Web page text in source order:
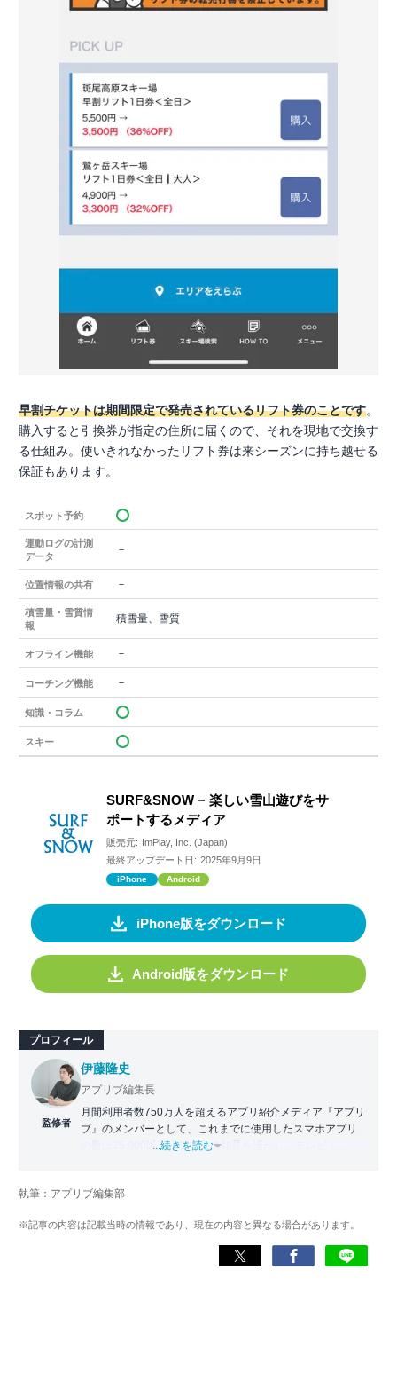
早割チケットは期間限定で発売されているリフト券のことです。
購入すると引換券が指定の住所に届くので、それを現地で交換す
る仕組み。使いきれなかったリフト券は来シーズンに持ち越せる
保証もあります。
スポット予約
運動ログの計測
データ
－
位置情報の共有 －
積雪量・雪質情
報
積雪量、雪質
オフライン機能 －
コーチング機能 －
知識・コラム
スキー
SURF&SNOW − 楽しい雪山遊びをサ
ポートするメディア
販売元: ImPlay, Inc. (Japan)
最終アップデート日: 2025年9月9日
iPhone Android
iPhone版をダウンロード
Android版をダウンロード
プロフィール
監修者
伊藤隆史
アプリブ編集長
月間利用者数750万人を超えるアプリ紹介メディア『アプリ
ブ』のメンバーとして、これまでに使用したスマホアプリ
の数は25,000以上。アプリの知見を活かし、テレビ・
化アプリの紹介）、TBS『サタプラ』（スマホライフが変
スマホアプリ）他
...続きを読む
執筆：アプリブ編集部
※記事の内容は記載当時の情報であり、現在の内容と異なる場合があります。